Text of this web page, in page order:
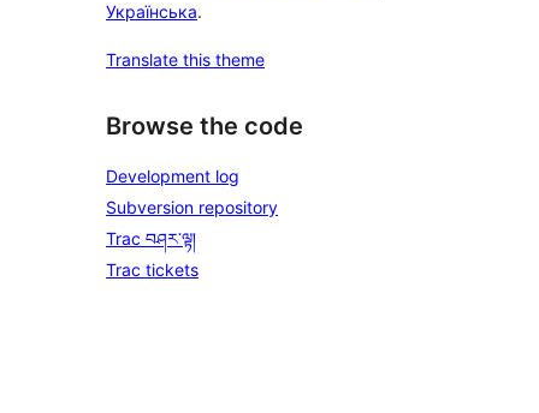
Українська.
Translate this theme
Browse the code
Development log
Subversion repository
Trac བཤར་ལྟ།
Trac tickets